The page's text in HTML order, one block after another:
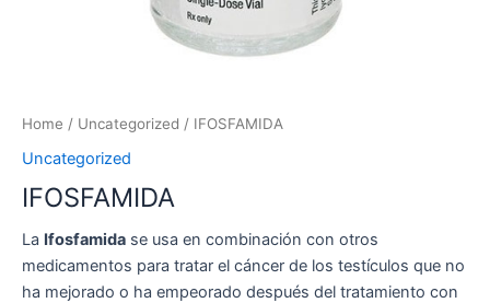
Home / Uncategorized / IFOSFAMIDA
Uncategorized
IFOSFAMIDA
La Ifosfamida se usa en combinación con otros
medicamentos para tratar el cáncer de los testículos que no
ha mejorado o ha empeorado después del tratamiento con